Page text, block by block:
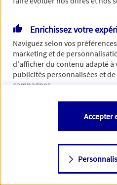
Si besoin, vous pouvez
> Nous
Enrichissez votre
Naviguez selon vos
marketing et de
d'afficher du contenu adapté à
publicités personnalisées et
campagnes.
Vous êtes libre de les accepter,
changer d'avis à tout moment en
Consulter notre politique de
Accepter